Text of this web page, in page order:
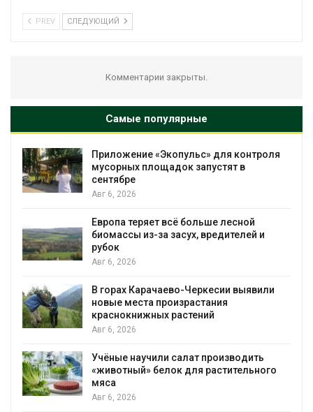
PREV СЛЕДУЮЩИЙ
Комментарии закрыты.
Самые популярные
Приложение «Экопульс» для контроля
мусорных площадок запустят в
сентябре
Авг 6, 2026
Европа теряет всё больше лесной
биомассы из-за засух, вредителей и
рубок
Авг 6, 2026
В горах Карачаево-Черкесии выявили
новые места произрастания
краснокнижных растений
Авг 6, 2026
Учёные научили салат производить
«животный» белок для растительного
мяса
Авг 6, 2026